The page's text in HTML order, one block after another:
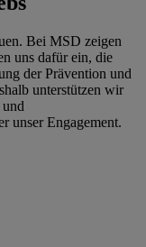
Bei MSD zeigen
uns dafür ein, die
der Prävention und
unterstützen wir
unser Engagement.